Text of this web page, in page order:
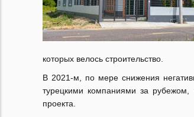
которых велось строительство.
В 2021-м, по мере снижения
турецкими компаниями за рубежом,
проекта.